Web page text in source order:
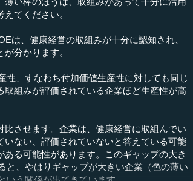
てください。
は、健康経営の取組みが十分に認知され、
分かります。
、すなわち付加価値生産性に対しても同じ
組みが評価されている企業ほど生産性が高
させます。企業は、健康経営に取組んでい
ない、評価されていないと答えている可能
る可能性があります。このギャップの大き
と、やはりギャップが大きい企業（色の薄い